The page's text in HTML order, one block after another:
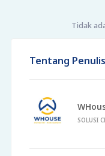
Tidak
Tentang Penulis
SOLUSI